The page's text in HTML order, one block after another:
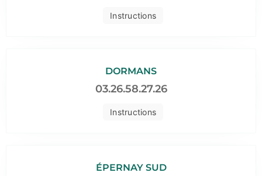
Instructions
Instructions
DORMANS
03.26.58.27.26
ÉPERNAY SUD